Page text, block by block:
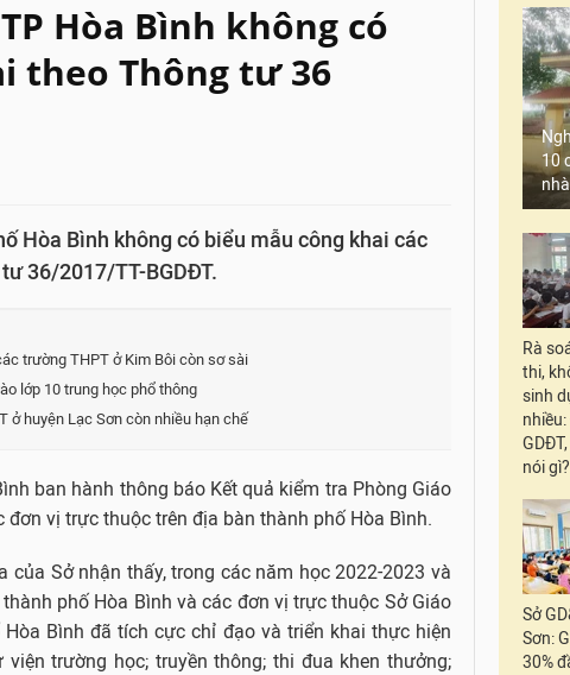
Hòa Bình không có
theo Thông tư 36
Hòa Bình không có biểu mẫu công khai các
36/2017/TT-BGDĐT.
trường THPT ở Kim Bôi còn sơ sài
lớp 10 trung học phổ thông
ở huyện Lạc Sơn còn nhiều hạn chế
ban hành thông báo Kết quả kiểm tra Phòng Giáo
vị trực thuộc trên địa bàn thành phố Hòa Bình.
của Sở nhận thấy, trong các năm học 2022-2023 và
phố Hòa Bình và các đơn vị trực thuộc Sở Giáo
Bình đã tích cực chỉ đạo và triển khai thực hiện
trường học; truyền thông; thi đua khen thưởng;
10
Rà
thi,
sinh
nói gì?
Sở
Sơn:
30%